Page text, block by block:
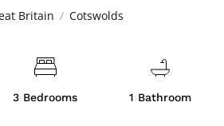
Britain Cotswolds
3 Bedrooms 1 Bathroom